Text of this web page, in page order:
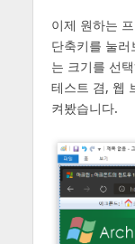
이제 원하는
단축키를 눌
는 크기를 선
테스트 겸, 웹
켜봤습니다.